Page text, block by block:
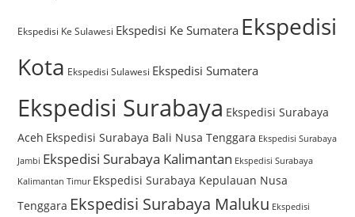
Ekspedisi Ke Sulawesi Ekspedisi Ke Sumatera Ekspedisi
Kota Ekspedisi Sulawesi Ekspedisi Sumatera
Ekspedisi Surabaya Ekspedisi Surabaya
Aceh Ekspedisi Surabaya Bali Nusa Tenggara Ekspedisi Surabaya
Jambi Ekspedisi Surabaya Kalimantan Ekspedisi Surabaya
Kalimantan Timur Ekspedisi Surabaya Kepulauan Nusa
Tenggara Ekspedisi Surabaya Maluku Ekspedisi